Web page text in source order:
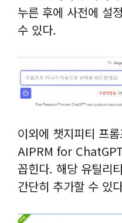
누른 후에 사전에 설
수 있다.
이외에 챗지피티 프
AIPRM for
꼽힌다. 해당 유틸리
간단히 추가할 수 있